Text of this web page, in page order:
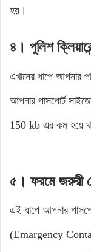
হয়।
৪। পুলিশ
এখানের ধাপে আপনার
আপনার পাসপোর্ট
150 kb এর কম হয়ে
৫। ফরমে জরুরী
এই ধাপে আপনার
(Emargency